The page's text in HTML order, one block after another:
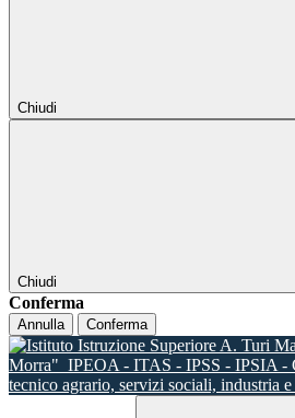
Chiudi
Chiudi
Conferma
Annulla Conferma
Morra" IPEOA - ITAS - IPSS - IPSIA -
tecnico agrario, servizi sociali, industria